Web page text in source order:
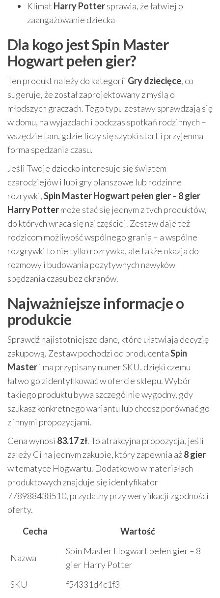
Klimat Harry Pottersprawia, że łatwiej o
zaangażowanie dziecka
Dla kogo jest Spin Master
Hogwart pełen gier?
Ten produkt należy do kategorii Gry dziecięce, co
sugeruje, że został zaprojektowany z myślą o
młodszych graczach. Tego typu zestawy sprawdzają się
w domu, na wyjazdach i podczas spotkań rodzinnych –
wszędzie tam, gdzie liczy się szybki start i przyjemna
forma spędzania czasu.
Jeśli Twoje dziecko interesuje się światem
czarodziejów i lubi gry planszowe lub rodzinne
rozrywki,Spin Master Hogwart pełen gier – 8 gier
Harry Pottermoże stać się jednym z tych produktów,
do których wraca się najczęściej. Zestaw daje też
rodzicom możliwość wspólnego grania – a wspólne
rozgrywki to nie tylko rozrywka, ale także okazja do
rozmowy i budowania pozytywnych nawyków
spędzania czasu bez ekranów.
Najważniejsze informacje o
produkcie
Sprawdź najistotniejsze dane, które ułatwiają decyzję
zakupową. Zestaw pochodzi od producentaSpin
Masteri ma przypisany numer SKU, dzięki czemu
łatwo go zidentyfikować w ofercie sklepu. Wybór
takiego produktu bywa szczególnie wygodny, gdy
szukasz konkretnego wariantu lub chcesz porównać go
z innymi propozycjami.
Cena wynosi 83.17 zł. To atrakcyjna propozycja, jeśli
zależy Ci na jednym zakupie, który zapewnia aż8 gier
w tematyce Hogwartu. Dodatkowo w materiałach
produktowych znajduje się identyfikator
778988438510, przydatny przy weryfikacji zgodności
oferty.
Cecha
Wartość
Nazwa
Spin Master Hogwart pełen gier – 8
gier Harry Potter
SKU
f54331d4c1f3